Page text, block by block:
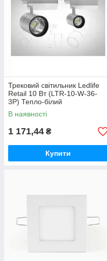
Трековий світильник Ledlife
Retail 10 Вт (LTR-10-W-36-
3P) Тепло-білий
В наявності
1 171,44 ₴
Купити